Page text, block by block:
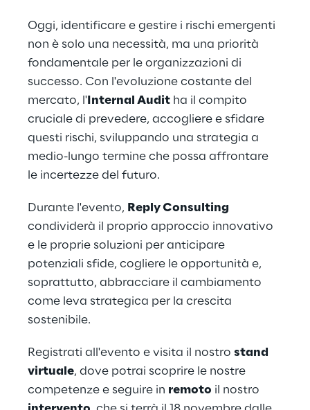
Oggi, identificare e gestire i rischi emergenti
non è solo una necessità, ma una priorità
fondamentale per le organizzazioni di
successo. Con l'evoluzione costante del
mercato, l' Internal Audit ha il compito
cruciale di prevedere, accogliere e sfidare
questi rischi, sviluppando una strategia a
medio-lungo termine che possa affrontare
le incertezze del futuro.
Durante l'evento, Reply Consulting
condividerà il proprio approccio innovativo
e le proprie soluzioni per anticipare
potenziali sfide, cogliere le opportunità e,
soprattutto, abbracciare il cambiamento
come leva strategica per la crescita
sostenibile.
Registrati all'evento e visita il nostro stand
virtuale, dove potrai scoprire le nostre
competenze e seguire in remoto il nostro